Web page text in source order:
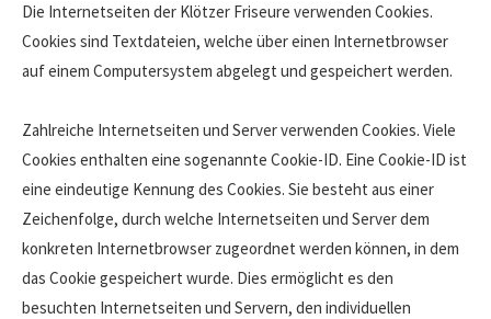
Die Internetseiten der Klötzer Friseure verwenden Cookies.
Cookies sind Textdateien, welche über einen Internetbrowser
auf einem Computersystem abgelegt und gespeichert werden.
Zahlreiche Internetseiten und Server verwenden Cookies. Viele
Cookies enthalten eine sogenannte Cookie-ID. Eine Cookie-ID ist
eine eindeutige Kennung des Cookies. Sie besteht aus einer
Zeichenfolge, durch welche Internetseiten und Server dem
konkreten Internetbrowser zugeordnet werden können, in dem
das Cookie gespeichert wurde. Dies ermöglicht es den
besuchten Internetseiten und Servern, den individuellen